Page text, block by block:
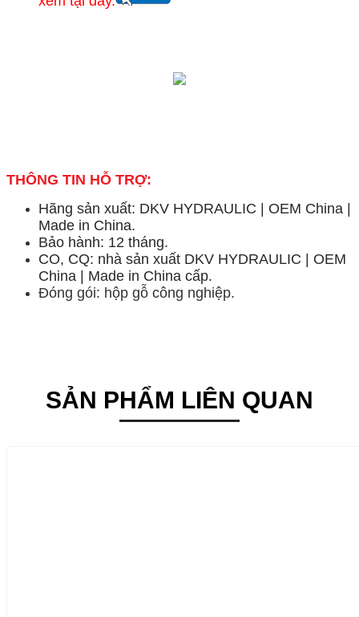
THÔNG TIN HỖ TRỢ:
Hãng sản xuất: DKV HYDRAULIC | OEM China |
Made in China.
Bảo hành: 12 tháng.
CO, CQ: nhà sản xuất DKV HYDRAULIC | OEM
China | Made in China cấp.
Đóng gói: hộp gỗ công nghiệp.
SẢN PHẨM LIÊN QUAN